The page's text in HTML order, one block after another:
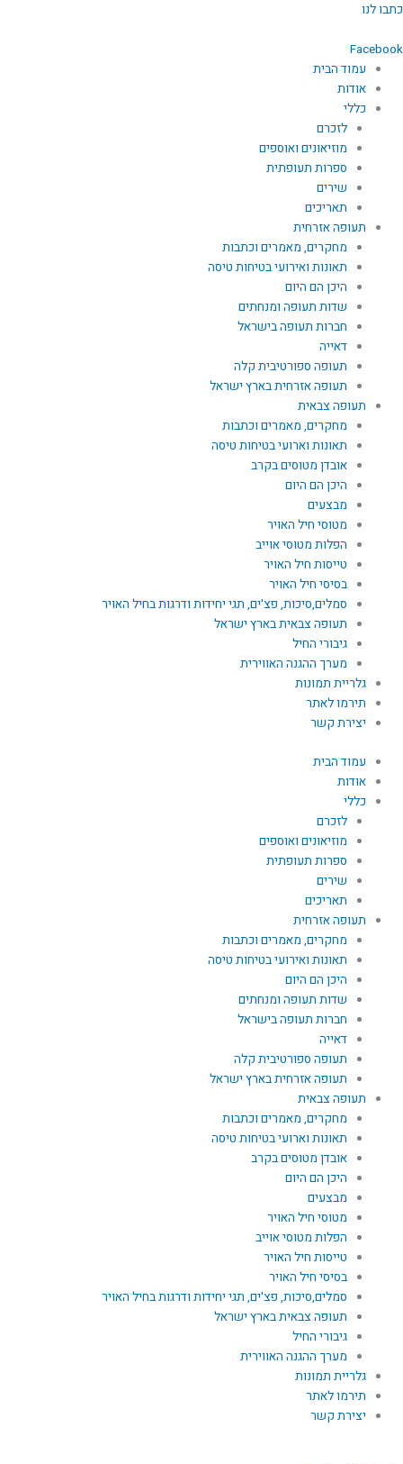
דילוג
כתבו לנו
Facebook
עמוד הבית
אודות
כללי
לזכרם
מוזיאונים ואוספים
ספרות תעופתית
שירים
תאריכים
תעופה אזרחית
מחקרים, מאמרים וכתבות
תאונות ואירועי בטיחות טיסה
היכן הם היום
שדות תעופה ומנחתים
חברות תעופה בישראל
דאייה
תעופה ספורטיבית קלה
תעופה אזרחית בארץ ישראל
תעופה צבאית
מחקרים, מאמרים וכתבות
תאונות וארועי בטיחות טיסה
אובדן מטוסים בקרב
היכן הם היום
מבצעים
מטוסי חיל האויר
הפלות מטוסי אוייב
טייסות חיל האויר
בסיסי חיל האויר
סמלים,סיכות, פצ'ים, תגי יחידות ודרגות בחיל האויר
תעופה צבאית בארץ ישראל
גיבורי החיל
מערך ההגנה האווירית
גלריית תמונות
תירמו לאתר
יצירת קשר
עמוד הבית
אודות
כללי
לזכרם
מוזיאונים ואוספים
ספרות תעופתית
שירים
תאריכים
תעופה אזרחית
מחקרים, מאמרים וכתבות
תאונות ואירועי בטיחות טיסה
היכן הם היום
שדות תעופה ומנחתים
חברות תעופה בישראל
דאייה
תעופה ספורטיבית קלה
תעופה אזרחית בארץ ישראל
תעופה צבאית
מחקרים, מאמרים וכתבות
תאונות וארועי בטיחות טיסה
אובדן מטוסים בקרב
היכן הם היום
מבצעים
מטוסי חיל האויר
הפלות מטוסי אוייב
טייסות חיל האויר
בסיסי חיל האויר
סמלים,סיכות, פצ'ים, תגי יחידות ודרגות בחיל האויר
תעופה צבאית בארץ ישראל
גיבורי החיל
מערך ההגנה האווירית
גלריית תמונות
תירמו לאתר
יצירת קשר